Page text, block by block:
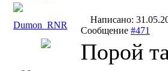
Dumon_RNR
Написано:
Сообщение #471
Порой